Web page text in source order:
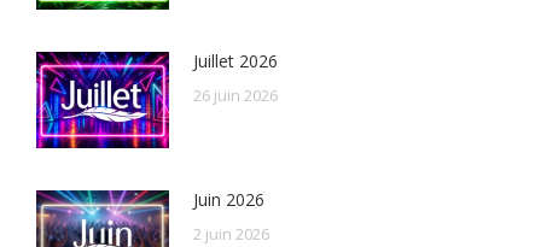
Juillet 2026
26 juin 2026
Juin 2026
2 juin 2026